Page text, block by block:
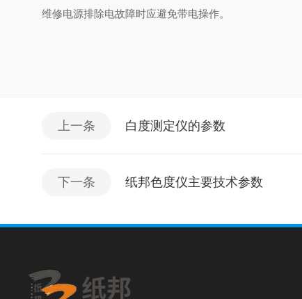
维修电源排除电故障时应避免带电操作。
上一条 白度测定仪的参数
下一条 纸邦色度仪主要技术参数